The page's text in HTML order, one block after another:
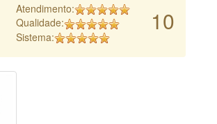
10
Atendimento:
Qualidade:
Sistema: